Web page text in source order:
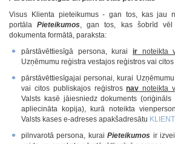
Visus Klienta pieteikumus - gan tos, kas jau
portālaPieteikumos, gan tos, kas šobrīd vēl
dokumenta formātā, paraksta:
pārstāvēttiesīgā persona, kurai ir noteikta
Uzņēmumu reģistra vestajos reģistros vai
pārstāvēttiesīgajai personai, kurai
vai citos publiskajos reģistrosnav noteikta
Valsts kasē jāiesniedz dokuments
apliecināta kopija), kurā noteikta
Valsts kases e-adreses apakšadresātu
pilnvarotā persona, kuraiPieteikumos ir